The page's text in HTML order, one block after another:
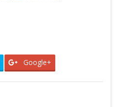
Google+